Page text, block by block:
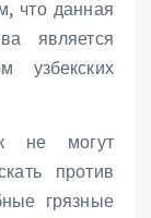
что данная
является
узбекских
не могут
против
грязные